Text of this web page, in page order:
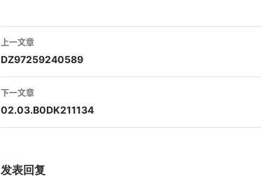
文
章
导
航
上一文章
DZ97259240589
下一文章
02.03.B0DK211134
发表回复